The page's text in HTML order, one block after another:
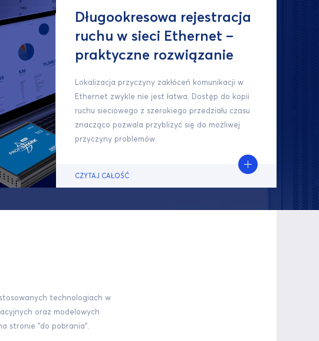
Długookresowa rejestracja
ruchu w sieci Ethernet –
praktyczne rozwiązanie
Lokalizacja przyczyny zakłóceń komunikacji w
Ethernet zwykle nie jest łatwa. Dostęp do kopii
ruchu sieciowego z szerokiego przedziału czasu
znacząco pozwala przybliżyć się do możliwej
przyczyny problemów.
CZYTAJ CAŁOŚĆ
technologiach w
oraz modelowych
stronie "do pobrania".